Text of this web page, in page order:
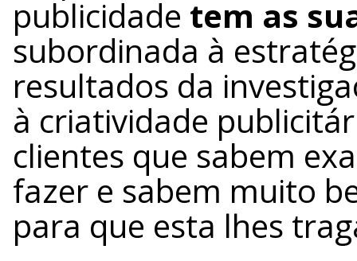
publicidade tem as
subordinada à
resultados da
à criatividade
clientes que sabem
fazer e sabem muito
para que esta lhes